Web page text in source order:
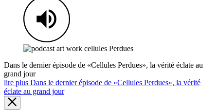
Dans le dernier épisode de «Cellules Perdues», la vérité éclate au
grand jour
lire plus Dans le dernier épisode de «Cellules Perdues», la vérité
éclate au grand jour